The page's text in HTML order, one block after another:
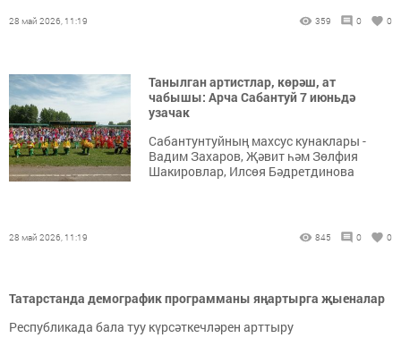
28 май 2026, 11:19 359 0 0
Танылган артистлар, көрәш, ат
чабышы: Арча Сабантуй 7 июньдә
узачак
Сабантунтуйның махсус кунаклары -
Вадим Захаров, Җәвит һәм Зөлфия
Шакировлар, Илсөя Бәдретдинова
28 май 2026, 11:19 845 0 0
Татарстанда демографик программаны яңартырга җыеналар
Республикада бала туу күрсәткечләрен арттыру